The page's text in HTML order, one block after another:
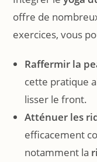
offre de
exercices, vous
Raffermir la
cette pratique
lisser le front.
Atténuer les
efficacement
notamment la